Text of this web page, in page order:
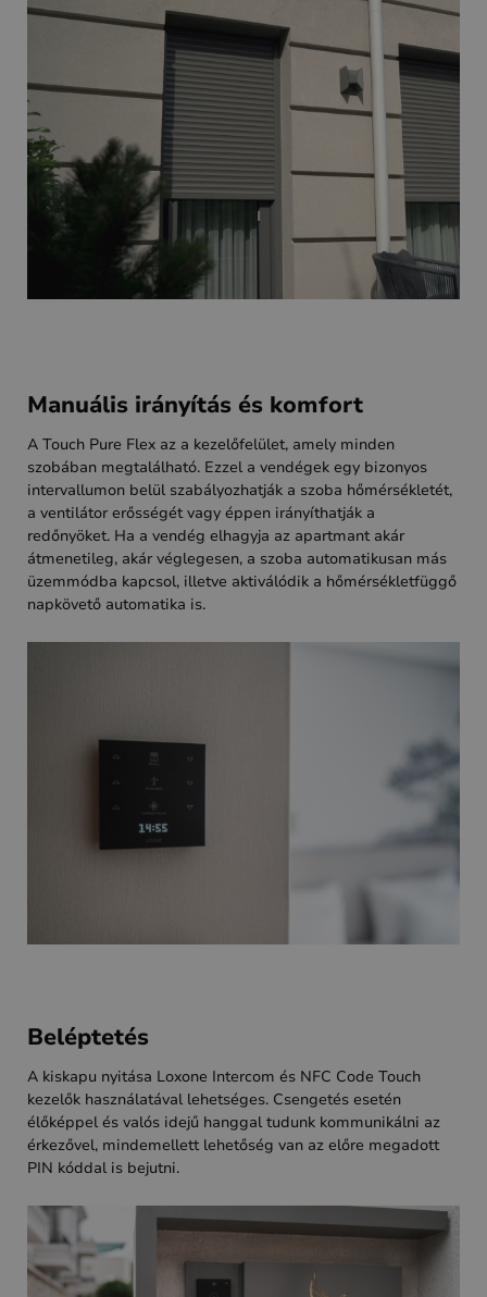
Manuális irányítás és komfort
A Touch Pure Flex az a kezelőfelület, amely minden
szobában megtalálható. Ezzel a vendégek egy bizonyos
intervallumon belül szabályozhatják a szoba hőmérsékletét,
a ventilátor erősségét vagy éppen irányíthatják a
redőnyöket. Ha a vendég elhagyja az apartmant akár
átmenetileg, akár véglegesen, a szoba automatikusan más
üzemmódba kapcsol, illetve aktiválódik a hőmérsékletfüggő
napkövető automatika is.
Beléptetés
A kiskapu nyitása Loxone Intercom és NFC Code Touch
kezelők használatával lehetséges. Csengetés esetén
élőképpel és valós idejű hanggal tudunk kommunikálni az
érkezővel, mindemellett lehetőség van az előre megadott
PIN kóddal is bejutni.